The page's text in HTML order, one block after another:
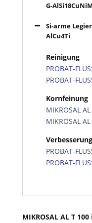
G-
Si-arme
AlCu4Ti
Reinigung
PROBAT-
PROBAT-
Kornfeinung
MIKROSAL
MIKROSAL
PROBAT-
PROBAT-
MIKROSAL AL T 100